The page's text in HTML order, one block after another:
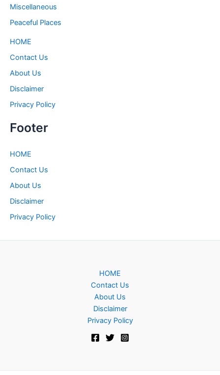
Miscellaneous
Peaceful Places
HOME
Contact Us
About Us
Disclaimer
Privacy Policy
Footer
HOME
Contact Us
About Us
Disclaimer
Privacy Policy
HOME
Contact Us
About Us
Disclaimer
Privacy Policy